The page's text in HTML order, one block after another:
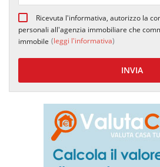
Ricevuta l'informativa, autorizzo la
personali all'agenzia immobiliare che
immobile (leggi l'informativa)
INVIA